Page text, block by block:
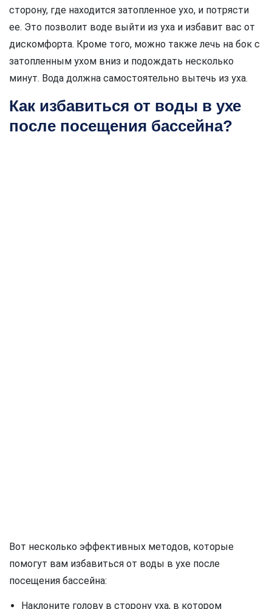
сторону, где находится затопленное ухо, и потрясти
ее. Это позволит воде выйти из уха и избавит вас от
дискомфорта. Кроме того, можно также лечь на бок с
затопленным ухом вниз и подождать несколько
минут. Вода должна самостоятельно вытечь из уха.
Как избавиться от воды в ухе
после посещения бассейна?
Вот несколько эффективных методов, которые
помогут вам избавиться от воды в ухе после
посещения бассейна:
Наклоните голову в сторону уха, в котором